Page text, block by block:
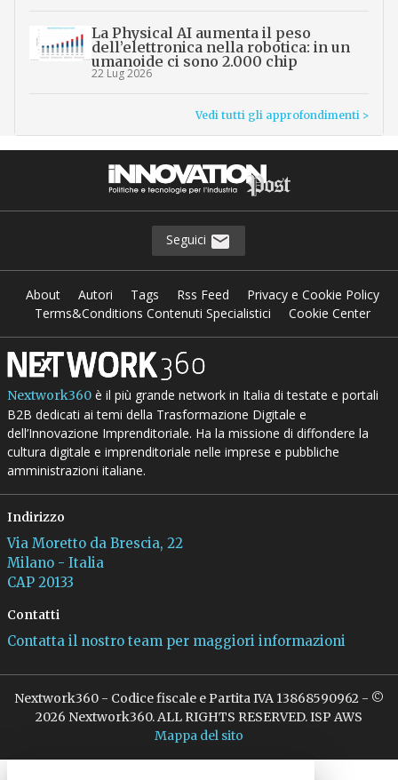
La Physical AI aumenta il peso
dell’elettronica nella robotica: in un
umanoide ci sono 2.000 chip
22 Lug 2026
Vedi tutti gli approfondimenti >
Seguici
About Autori Tags Rss Feed
Privacy e Cookie Policy
Terms&Conditions Contenuti Specialistici
Cookie Center
Nextwork360è il più grande network in Italia di testate e portali
B2B dedicati ai temi della Trasformazione Digitale e
dell’Innovazione Imprenditoriale. Ha la missione di diffondere la
cultura digitale e imprenditoriale nelle imprese e pubbliche
amministrazioni italiane.
Indirizzo
Via Moretto da Brescia, 22
Milano - Italia
CAP 20133
Contatti
Contatta il nostro team per maggiori informazioni
Nextwork360 - Codice fiscale e Partita IVA 13868590962 - ©
2026 Nextwork360. ALL RIGHTS RESERVED. ISP AWS
Mappa del sito